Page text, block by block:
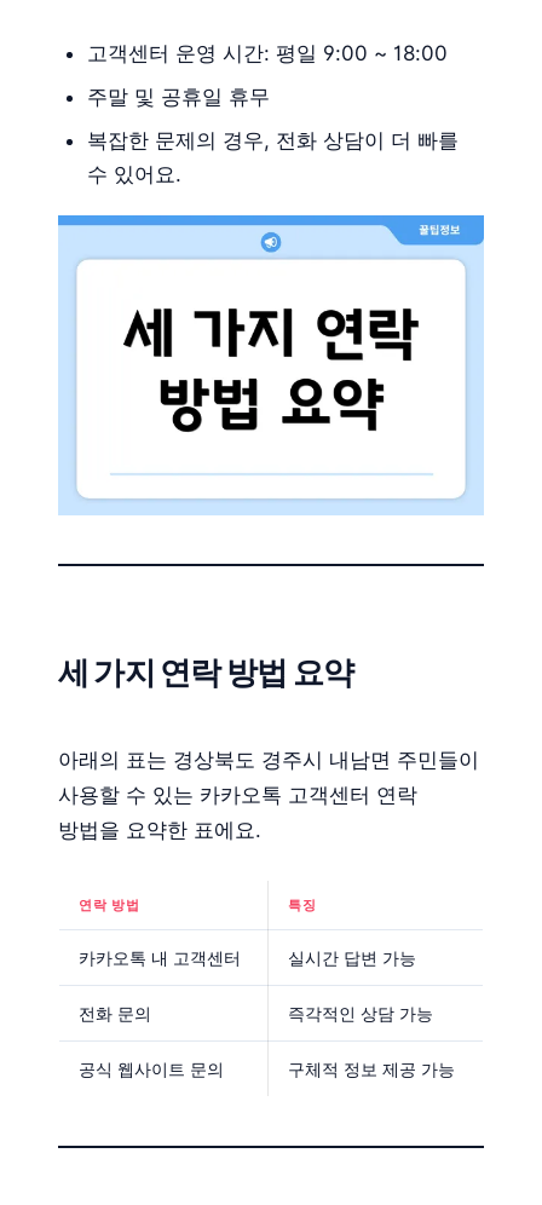
고객센터 운영 시간: 평일 9:00 ~ 18:00
주말 및 공휴일 휴무
복잡한 문제의 경우, 전화 상담이 더 빠를
수 있어요.
세 가지 연락 방법 요약
아래의 표는 경상북도 경주시 내남면 주민들이
사용할 수 있는 카카오톡 고객센터 연락
방법을 요약한 표에요.
연락 방법 특징
카카오톡 내 고객센터 실시간 답변 가능
전화 문의 즉각적인 상담 가능
공식 웹사이트 문의 구체적 정보 제공 가능